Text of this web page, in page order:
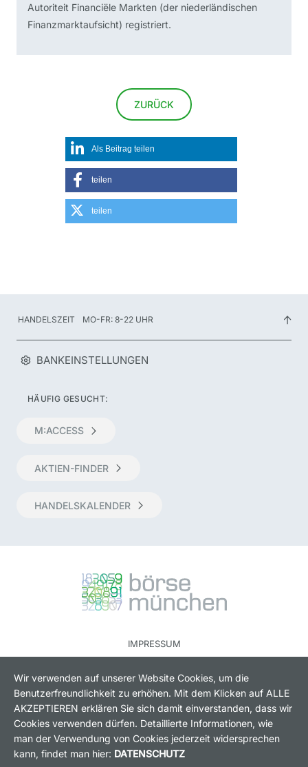
Autoriteit Financiële Markten (der niederländischen
Finanzmarktaufsicht) registriert.
ZURÜCK
teilen
BANKEINSTELLUNGEN
HÄUFIG GESUCHT:
M:ACCESS
AKTIEN-FINDER
HANDELSKALENDER
HANDELSZEIT MO-FR: 8-22 UHR
IMPRESSUM
DATENSCHUTZ
KONTAKT
COOKIES
Wir verwenden auf unserer Website Cookies, um die
Benutzerfreundlichkeit zu erhöhen. Mit dem Klicken auf ALLE
AKZEPTIEREN erklären Sie sich damit einverstanden, dass wir
Cookies verwenden dürfen. Detaillierte Informationen, wie
man der Verwendung von Cookies jederzeit widersprechen
kann, findet man hier: DATENSCHUTZ